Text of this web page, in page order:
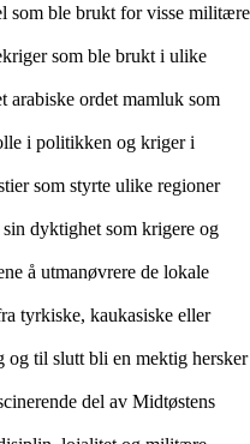
som ble brukt for visse militære
som ble brukt i ulike
arabiske ordet mamluk som
i politikken og kriger i
som styrte ulike regioner
dyktighet som krigere og
å utmanøvrere de lokale
tyrkiske, kaukasiske eller
og til slutt bli en mektig hersker
del av Midtøstens